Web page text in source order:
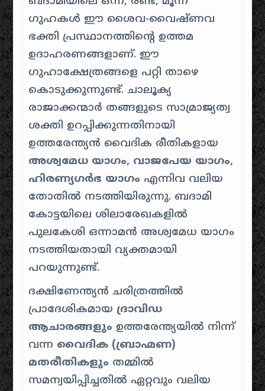
ഗുഹകൾ ഈ ശൈവ-വൈഷ്ണവ
ഭക്തി പ്രസ്ഥാനത്തിന്റെ ഉത്തമ
ഉദാഹരണങ്ങളാണ്. ഈ
ഗുഹാക്ഷേത്രങ്ങളെ പറ്റി താഴെ
കൊടുക്കുന്നുണ്ട്. ചാലൂക്യ
രാജാക്കന്മാർ തങ്ങളുടെ സാമ്രാജ്യത്വ
ശക്തി ഉറപ്പിക്കുന്നതിനായി
ഉത്തരേന്ത്യൻ വൈദിക രീതികളായ
അശ്വമേധ യാഗം, വാജപേയ യാഗം,
ഹിരണ്യഗർഭ യാഗം എന്നിവ വലിയ
തോതിൽ നടത്തിയിരുന്നു. ബദാമി
കോട്ടയിലെ ശിലാരേഖകളിൽ
പുലകേശി ഒന്നാമൻ അശ്വമേധ യാഗം
നടത്തിയതായി വ്യക്തമായി
പറയുന്നുണ്ട്.
ദക്ഷിണേന്ത്യൻ ചരിത്രത്തിൽ
പ്രാദേശികമായ ദ്രാവിഡ
ആചാരങ്ങളും ഉത്തരേന്ത്യയിൽ നിന്ന്
വന്ന വൈദിക (ബ്രാഹ്മണ)
മതരീതികളും തമ്മിൽ
സമന്വയിപ്പിച്ചതിൽ ഏറ്റവും വലിയ